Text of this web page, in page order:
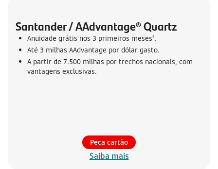
Santander / AAdvantage® Quartz
Anuidade grátis nos 3 primeiros meses².
Até 3 milhas AAdvantage por dólar gasto.
A partir de 7.500 milhas por trechos nacionais, com
vantagens exclusivas.
Peça cartão
Saiba mais